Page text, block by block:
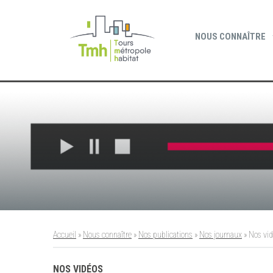
NOUS CONNAÎTRE
Accueil » Nous connaître » Nos publications » Nos journaux » Nos
NOS VIDÉOS